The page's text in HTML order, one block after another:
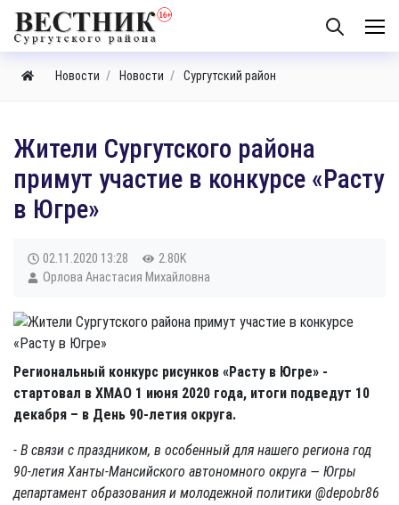
Новости Новости Сургутский район
​Жители Сургутского района
примут участие в конкурсе «Расту
в Югре»
02.11.2020 13:28
2.80K
Орлова Анастасия Михайловна
Региональный конкурс рисунков «Расту в Югре» -
стартовал в ХМАО 1 июня 2020 года, итоги подведут 10
декабря – в День 90-летия округа.
- В связи с праздником, в особенный для нашего региона год
90-летия Ханты-Мансийского автономного округа — Югры
департамент образования и молодежной политики @depobr86